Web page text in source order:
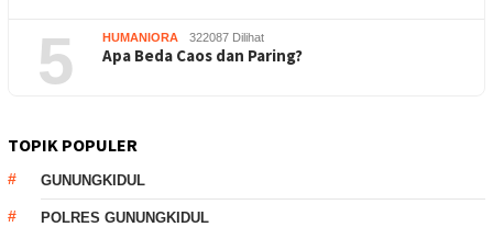
5 HUMANIORA 322087 Dilihat
Apa Beda Caos dan Paring?
TOPIK POPULER
GUNUNGKIDUL
POLRES GUNUNGKIDUL